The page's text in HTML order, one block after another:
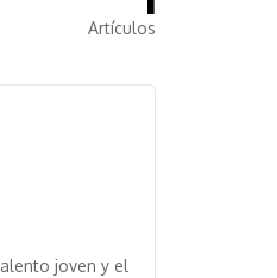
Artículos
joven y el